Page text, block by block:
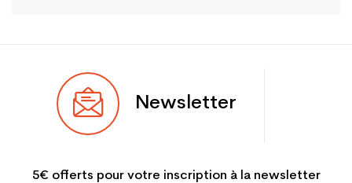
Newsletter
5€ offerts pour votre inscription à la newsletter